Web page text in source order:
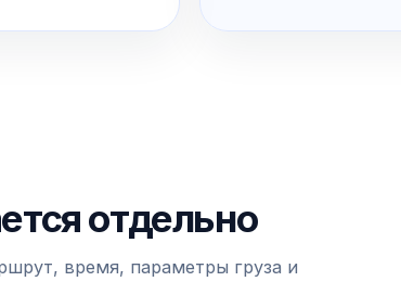
отдельно
время, параметры груза и